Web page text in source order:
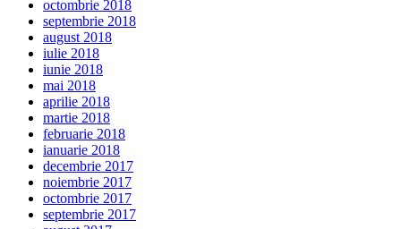
octombrie 2018
septembrie 2018
august 2018
iulie 2018
iunie 2018
mai 2018
aprilie 2018
martie 2018
februarie 2018
ianuarie 2018
decembrie 2017
noiembrie 2017
octombrie 2017
septembrie 2017